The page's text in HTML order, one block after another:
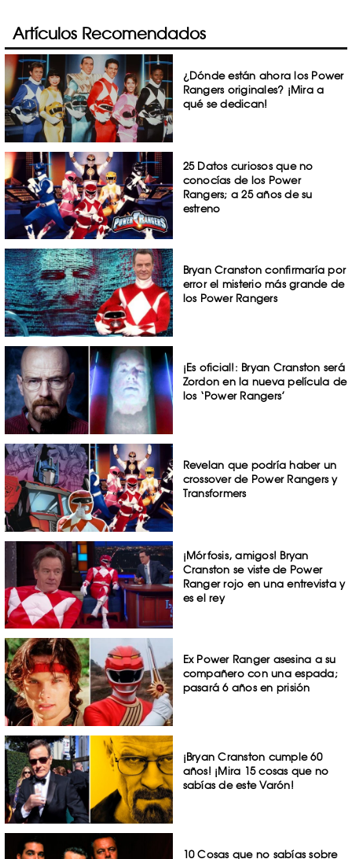
Artículos Recomendados
¿Dónde están ahora los Power
Rangers originales? ¡Mira a
qué se dedican!
25 Datos curiosos que no
conocías de los Power
Rangers; a 25 años de su
estreno
Bryan Cranston confirmaría por
error el misterio más grande de
los Power Rangers
¡Es oficial!: Bryan Cranston será
Zordon en la nueva película de
los ‘Power Rangers’
Revelan que podría haber un
crossover de Power Rangers y
Transformers
¡Mórfosis, amigos! Bryan
Cranston se viste de Power
Ranger rojo en una entrevista y
es el rey
Ex Power Ranger asesina a su
compañero con una espada;
pasará 6 años en prisión
¡Bryan Cranston cumple 60
años! ¡Mira 15 cosas que no
sabías de este Varón!
10 Cosas que no sabías sobre